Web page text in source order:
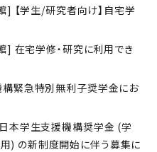
学生/研究者向け】自宅学
宅学修・研究に利用でき
緊急特別無利子奨学金にお
学生支援機構奨学金 (学
の新制度開始に伴う募集に